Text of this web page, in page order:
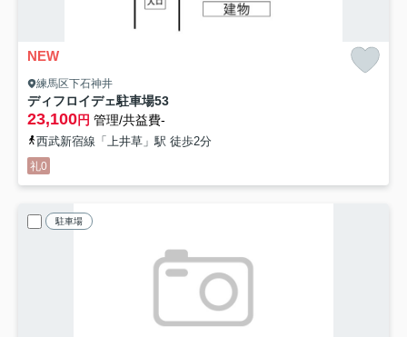
NEW
練馬区下石神井
ディフロイデェ駐車場53
23,100円 管理/共益費-
西武新宿線「上井草」駅 徒歩2分
礼0
駐車場